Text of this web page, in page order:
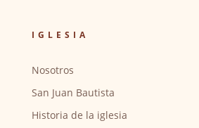
IGLESIA
Nosotros
San Juan Bautista
Historia de la iglesia